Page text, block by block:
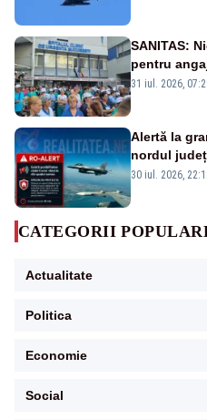
SANITAS:
pentru
Legii
31 iul. 2026,
Alertă la
nordul
la sol două
30 iul. 2026,
CATEGORII
Actualitate
Politica
Economie
Social